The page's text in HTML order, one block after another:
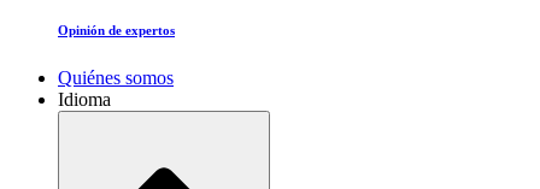
Opinión de expertos
Quiénes somos
Idioma